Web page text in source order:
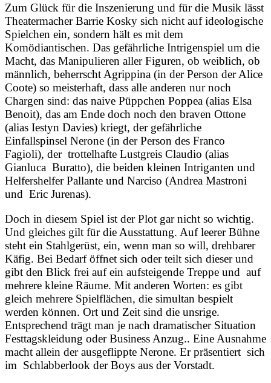
Zum Glück für die Inszenierung und für die Musik lässt
Theatermacher Barrie Kosky sich nicht auf ideologische
Spielchen ein, sondern hält es mit dem
Komödiantischen. Das gefährliche Intrigenspiel um die
Macht, das Manipulieren aller Figuren, ob weiblich, ob
männlich, beherrscht Agrippina (in der Person der Alice
Coote) so meisterhaft, dass alle anderen nur noch
Chargen sind: das naive Püppchen Poppea (alias Elsa
Benoit), das am Ende doch noch den braven Ottone
(alias Iestyn Davies) kriegt, der gefährliche
Einfallspinsel Nerone (in der Person des Franco
Fagioli), der trottelhafte Lustgreis Claudio (alias
Gianluca Buratto), die beiden kleinen Intriganten und
Helfershelfer Pallante und Narciso (Andrea Mastroni
und Eric Jurenas).
Doch in diesem Spiel ist der Plot gar nicht so wichtig.
Und gleiches gilt für die Ausstattung. Auf leerer Bühne
steht ein Stahlgerüst, ein, wenn man so will, drehbarer
Käfig. Bei Bedarf öffnet sich oder teilt sich dieser und
gibt den Blick frei auf ein aufsteigende Treppe und auf
mehrere kleine Räume. Mit anderen Worten: es gibt
gleich mehrere Spielflächen, die simultan bespielt
werden können. Ort und Zeit sind die unsrige.
Entsprechend trägt man je nach dramatischer Situation
Festtagskleidung oder Business Anzug.. Eine Ausnahme
macht allein der ausgeflippte Nerone. Er präsentiert sich
im Schlabberlook der Boys aus der Vorstadt.